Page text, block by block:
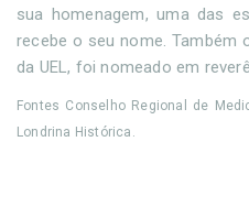
sua homenagem, uma das
recebe o seu nome. Também
da UEL, foi nomeado em
Fontes Conselho Regional de
Londrina Histórica.